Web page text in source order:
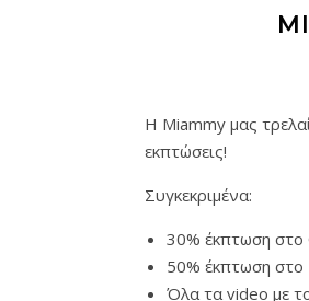
Η Miammy μας
εκπτώσεις!
Συγκεκριμένα:
30% έκπτωση στο
50% έκπτωση στο
Όλα τα video με